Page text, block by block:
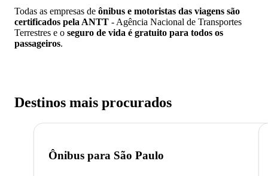
Todas as empresas de ônibus e motoristas das viagens são
certificados pela ANTT - Agência Nacional de Transportes
Terrestres e o seguro de vida é gratuito para todos os
passageiros.
Destinos mais procurados
Ônibus para São Paulo